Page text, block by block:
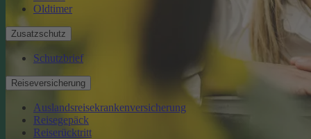
Oldtimer
Zusatzschutz
Schutzbrief
Reiseversicherung
Auslandsreisekrankenversicherung
Reisegepäck
Reiserücktritt